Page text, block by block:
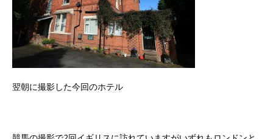
翌朝に撮影した今回のホテル